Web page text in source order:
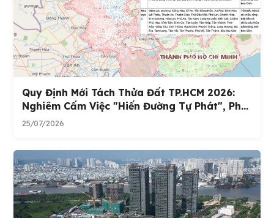
Quy Định Mới Tách Thửa Đất TP.HCM 2026:
Nghiêm Cấm Việc "hiến Đường Tự Phát", Ph...
25/07/2026